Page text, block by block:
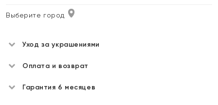
Выберите город
Уход за украшениями
Оплата и возврат
Гарантия 6 месяцев